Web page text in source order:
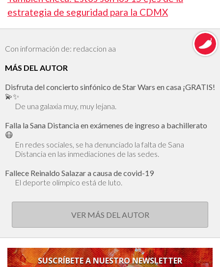
estrategia de seguridad para la CDMX
Con información de: redaccion aa
MÁS DEL AUTOR
Disfruta del concierto sinfónico de Star Wars en casa ¡GRATIS!
💫✨
De una galaxia muy, muy lejana.
Falla la Sana Distancia en exámenes de ingreso a bachillerato
😷
En redes sociales, se ha denunciado la falta de Sana
Distancia en las inmediaciones de las sedes.
Fallece Reinaldo Salazar a causa de covid-19
El deporte olímpico está de luto.
VER MÁS DEL AUTOR
SUSCRÍBETE A NUESTRO NEWSLETTER